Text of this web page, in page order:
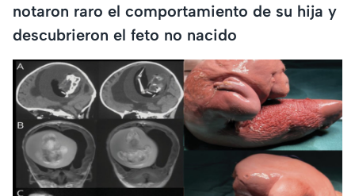
notaron raro el comportamiento de su hija y
descubrieron el feto no nacido